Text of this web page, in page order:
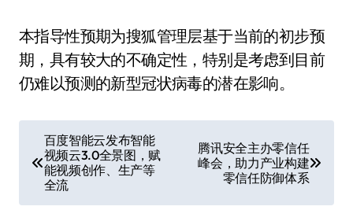
本指导性预期为搜狐管理层基于当前的初步预
期，具有较大的不确定性，特别是考虑到目前
仍难以预测的新型冠状病毒的潜在影响。
章
导
百度智能云发布智能
视频云3.0全景图，赋
能视频创作、生产等
全流
腾讯安全主办零信任
峰会，助力产业构建
零信任防御体系